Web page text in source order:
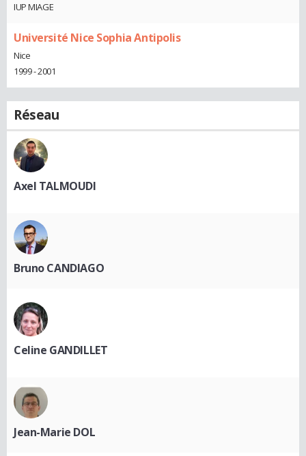
IUP MIAGE
Université Nice Sophia Antipolis
Nice
1999 - 2001
Réseau
Axel TALMOUDI
Bruno CANDIAGO
Celine GANDILLET
Jean-Marie DOL